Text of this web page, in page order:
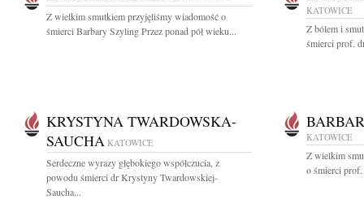
Z wielkim smutkiem przyjęliśmy wiadomość o
śmierci Barbary Szyling Przez ponad pół wieku...
KATOWICE
Z bólem i
śmierci prof.
KRYSTYNA TWARDOWSKA-
SAUCHA KATOWICE
Serdeczne wyrazy głębokiego współczucia, z
powodu śmierci dr Krystyny Twardowskiej-
Saucha...
KATOWICE
Z wielkim
o śmierci